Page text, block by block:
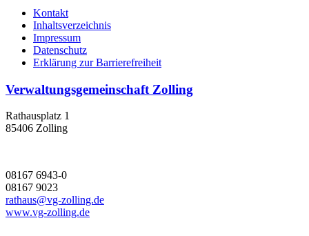
Kontakt
Inhaltsverzeichnis
Impressum
Datenschutz
Erklärung zur Barrierefreiheit
Verwaltungsgemeinschaft Zolling
Rathausplatz 1
85406 Zolling
08167 6943-0
08167 9023
rathaus@vg-zolling.de
www.vg-zolling.de